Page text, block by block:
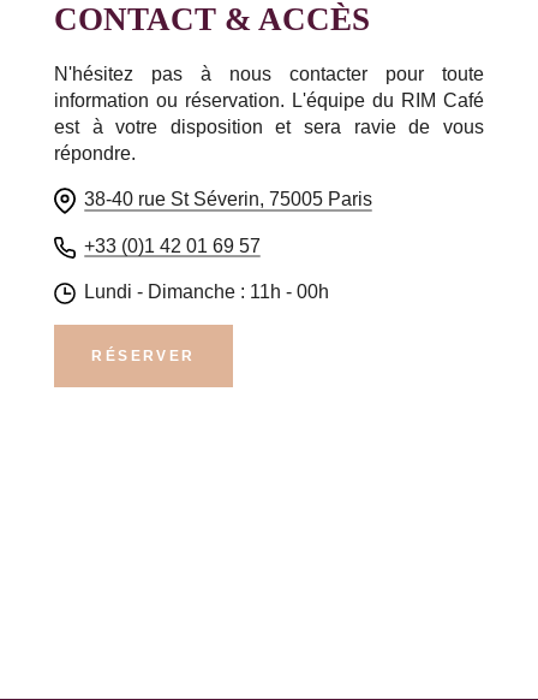
CONTACT & ACCÈS
N'hésitez pas à nous contacter pour toute
information ou réservation. L'équipe du RIM Café
est à votre disposition et sera ravie de vous
répondre.
38-40 rue St Séverin, 75005 Paris
+33 (0)1 42 01 69 57
Lundi - Dimanche : 11h - 00h
RÉSERVER